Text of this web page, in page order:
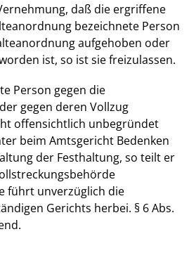
daß die ergriffene
bezeichnete Person
aufgehoben oder
ist, so ist sie freizulassen.
Person gegen die
gegen deren Vollzug
offensichtlich unbegründet
beim Amtsgericht Bedenken
der Festhaltung, so teilt er
führt unverzüglich die
Gerichts herbei. § 6 Abs.